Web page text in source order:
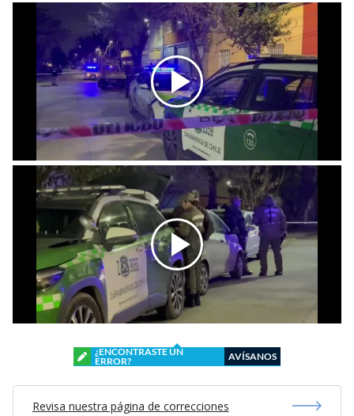
¿ENCONTRASTE UN
ERROR?
AVÍSANOS
Revisa nuestra página de correcciones